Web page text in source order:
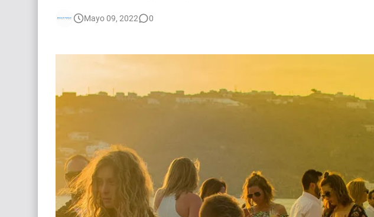
🌎 Video Editor Ads - Naked & Thriving (Remoto)
EXPIRADO: Creative Director en BLOODY (Madrid, España) - Referencia Salarial
Mayo 09, 2022 0